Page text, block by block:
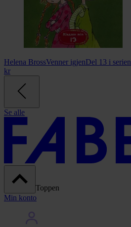
Helena BrossVenner igjenDel 13 i serien
kr
Se alle
Toppen
Min konto